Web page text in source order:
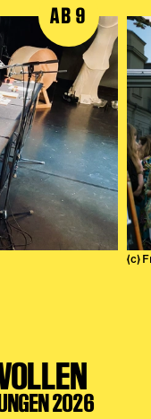
AB 9
2026
(c)